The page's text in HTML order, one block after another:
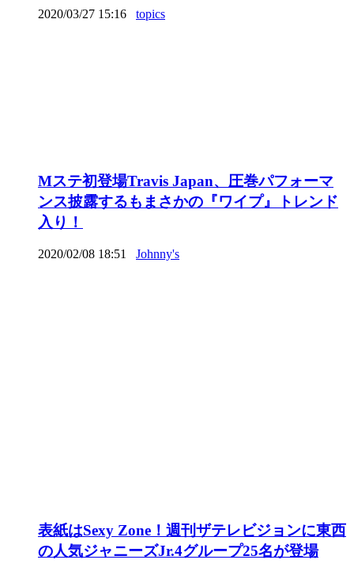
2020/03/27 15:16 topics
Mステ初登場Travis Japan、圧巻パフォーマ
ンス披露するもまさかの『ワイプ』トレンド
入り！
2020/02/08 18:51 Johnny's
表紙はSexy Zone！週刊ザテレビジョンに東西
の人気ジャニーズJr.4グループ25名が登場